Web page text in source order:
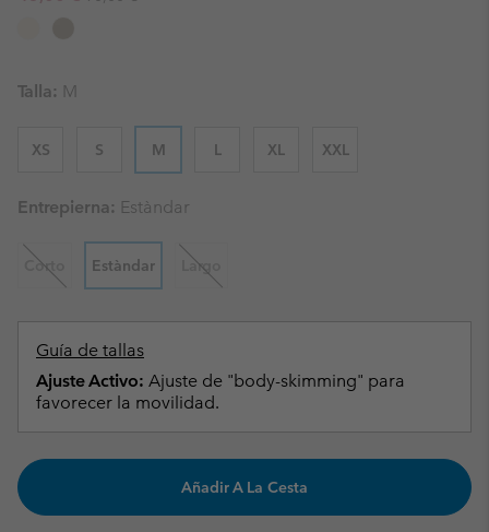
Talla: M
XS S M L XL XXL
Entrepierna: Estàndar
Corto Estàndar Largo
Guía de tallas
Ajuste Activo: Ajuste de "body-skimming" para
favorecer la movilidad.
Añadir A La Cesta